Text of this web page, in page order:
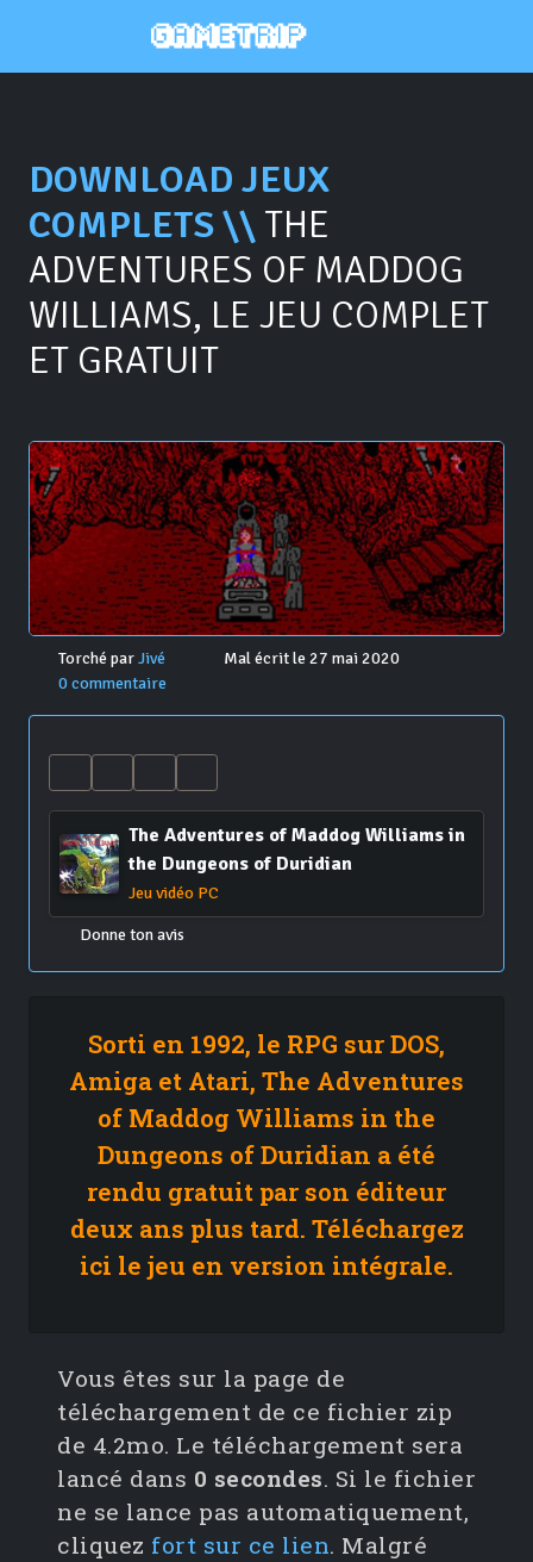
DOWNLOAD JEUX
COMPLETS \\ THE
ADVENTURES OF MADDOG
WILLIAMS, LE JEU COMPLET
ET GRATUIT
Torché parJivé
Mal écrit le 27 mai 2020
0 commentaire
The Adventures of Maddog Williams in
the Dungeons of Duridian
Jeu vidéo PC
Donne ton avis
Sorti en 1992, le RPG sur DOS,
Amiga et Atari, The Adventures
of Maddog Williams in the
Dungeons of Duridian a été
rendu gratuit par son éditeur
deux ans plus tard. Téléchargez
ici le jeu en version intégrale.
Vous êtes sur la page de
téléchargement de ce fichier zip
de 4.2mo. Le téléchargement sera
lancé dans 0 secondes. Si le fichier
ne se lance pas automatiquement,
cliquez fort sur ce lien. Malgré